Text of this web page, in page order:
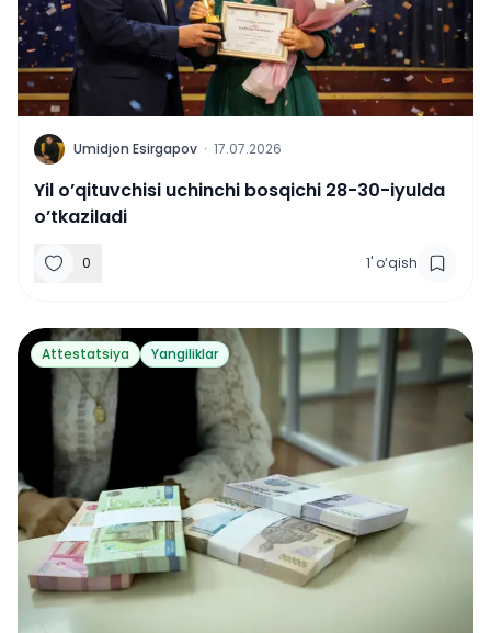
U Umidjon Esirgapov · 17.07.2026
Yil o’qituvchisi uchinchi bosqichi 28-30-iyulda
o’tkaziladi
0 1' o‘qish
Attestatsiya Yangiliklar